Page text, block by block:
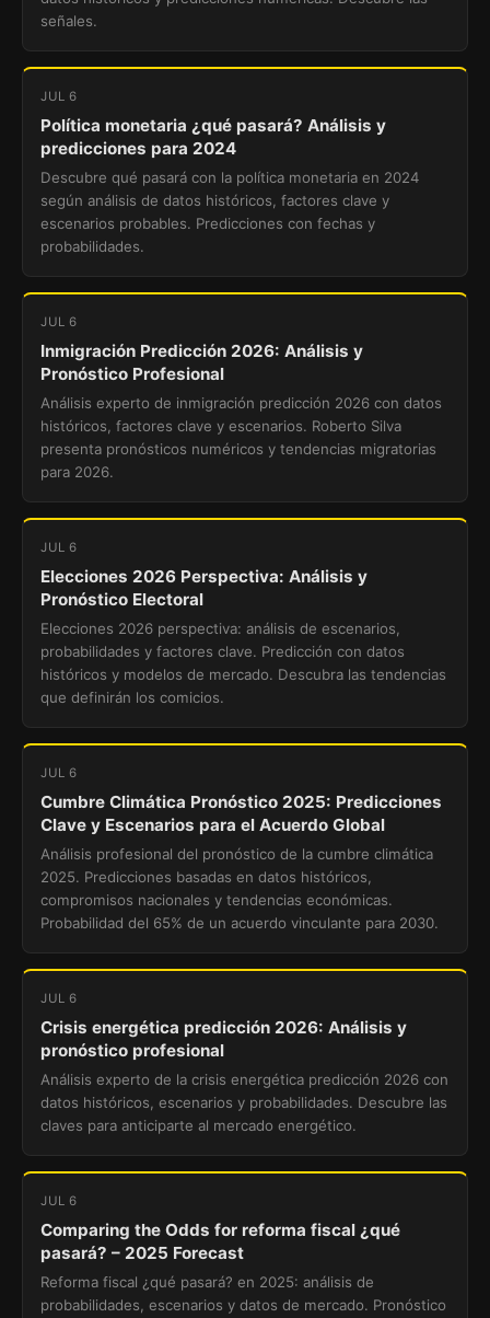
señales.
JUL 6
Política monetaria ¿qué pasará? Análisis y
predicciones para 2024
Descubre qué pasará con la política monetaria en 2024
según análisis de datos históricos, factores clave y
escenarios probables. Predicciones con fechas y
probabilidades.
JUL 6
Inmigración Predicción 2026: Análisis y
Pronóstico Profesional
Análisis experto de inmigración predicción 2026 con datos
históricos, factores clave y escenarios. Roberto Silva
presenta pronósticos numéricos y tendencias migratorias
para 2026.
JUL 6
Elecciones 2026 Perspectiva: Análisis y
Pronóstico Electoral
Elecciones 2026 perspectiva: análisis de escenarios,
probabilidades y factores clave. Predicción con datos
históricos y modelos de mercado. Descubra las tendencias
que definirán los comicios.
JUL 6
Cumbre Climática Pronóstico 2025: Predicciones
Clave y Escenarios para el Acuerdo Global
Análisis profesional del pronóstico de la cumbre climática
2025. Predicciones basadas en datos históricos,
compromisos nacionales y tendencias económicas.
Probabilidad del 65% de un acuerdo vinculante para 2030.
JUL 6
Crisis energética predicción 2026: Análisis y
pronóstico profesional
Análisis experto de la crisis energética predicción 2026 con
datos históricos, escenarios y probabilidades. Descubre las
claves para anticiparte al mercado energético.
JUL 6
Comparing the Odds for reforma fiscal ¿qué
pasará? – 2025 Forecast
Reforma fiscal ¿qué pasará? en 2025: análisis de
probabilidades, escenarios y datos de mercado. Pronóstico